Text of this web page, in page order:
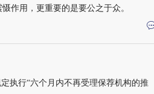
作用，更重要的是要公之于众。
执行“六个月内不再受理保荐机构的推